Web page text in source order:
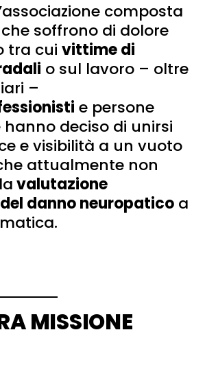
composta
soffrono di dolore
tra cuivittime di
o sul lavoro – oltre
–
e persone
deciso di unirsi
e visibilità a un vuoto
attualmente non
valutazione
danno neuropatico a
MISSIONE